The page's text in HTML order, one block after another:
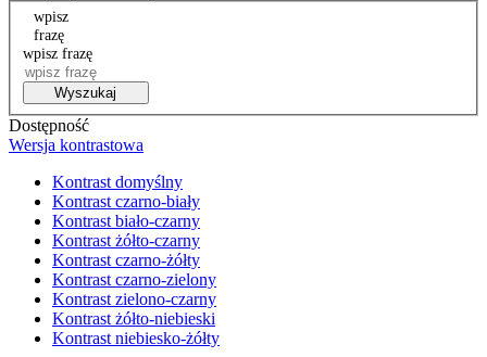
wpisz
frazę
wpisz frazę
Wyszukaj
Dostępność
Wersja kontrastowa
Kontrast domyślny
Kontrast czarno-biały
Kontrast biało-czarny
Kontrast żółto-czarny
Kontrast czarno-żółty
Kontrast czarno-zielony
Kontrast zielono-czarny
Kontrast żółto-niebieski
Kontrast niebiesko-żółty